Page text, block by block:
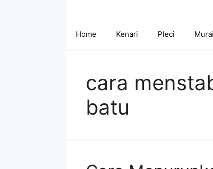
Home Kenari Pleci
cara
batu